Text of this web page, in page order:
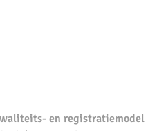
en registratiemodel